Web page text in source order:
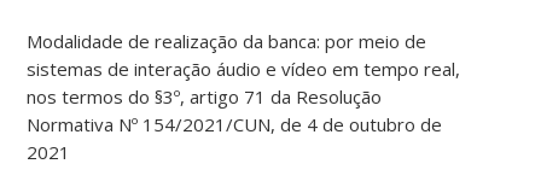
Modalidade de realização da banca: por meio de
sistemas de interação áudio e vídeo em tempo real,
nos termos do §3º, artigo 71 da Resolução
Normativa Nº 154/2021/CUN, de 4 de outubro de
2021